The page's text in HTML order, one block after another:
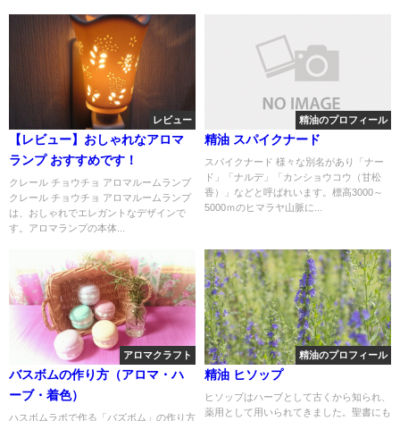
レビュー
【レビュー】おしゃれなアロマ
ランプ おすすめです！
クレール チョウチョ アロマルームランプ
クレール チョウチョ アロマルームランプ
は、おしゃれでエレガントなデザインで
す。アロマランプの本体...
精油のプロフィール
精油 スパイクナード
スパイクナード 様々な別名があり「ナー
ド」「ナルデ」「カンショウコウ（甘松
香）」などと呼ばれいます。標高3000～
5000ｍのヒマラヤ山脈に...
アロマクラフト
バスボムの作り方（アロマ・ハ
ーブ・着色）
ハスボムラボで作る「バズボム」の作り方
精油のプロフィール
精油 ヒソップ
ヒソップはハーブとして古くから知られ、
薬用として用いられてきました。聖書にも